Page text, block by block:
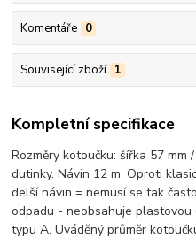
Komentáře 0
Související zboží 1
Kompletní specifikace
Rozměry kotoučku: šířka 57 mm
dutinky. Návin 12 m. Oproti
delší návin = nemusí se tak
odpadu - neobsahuje
typu A. Uváděný průměr